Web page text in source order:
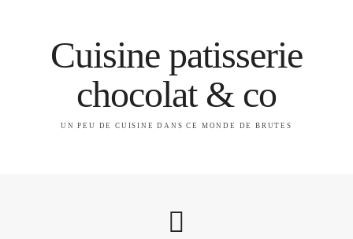
Cuisine patisserie
chocolat & co
UN PEU DE CUISINE DANS CE MONDE DE BRUTES